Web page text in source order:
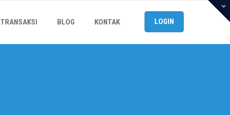
TRANSAKSI BLOG KONTAK LOGIN